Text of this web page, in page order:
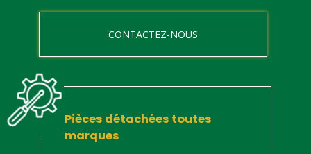
CONTACTEZ-NOUS
Pièces détachées toutes
marques